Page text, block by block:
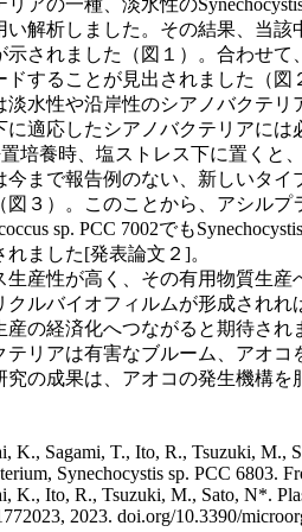
い解析しました。その結果、当
示されました（図１）。合わせ
することが見出されました（
水性や沿岸性のシアノバクテ
適応したシアノバクテリアに
置培養時、塩ストレス下に置く
まで報告例のない、新しいタ
３）。このことから、アシル
sp. PCC 7002でも
ました[発表論文２]。
産性が高く、その有用物質生
ルバイオフィルムが形成され
の経済化へつながると期待され
リアは有害なブルーム、アオ
究の成果は、アオコの発生機構
Sagami, T., Ito, R., Tsuzuki, M.,
Synechocystis sp. PCC 6803.
Ito, R., Tsuzuki, M., Sato, N*.
2023. doi.org/10.3390/